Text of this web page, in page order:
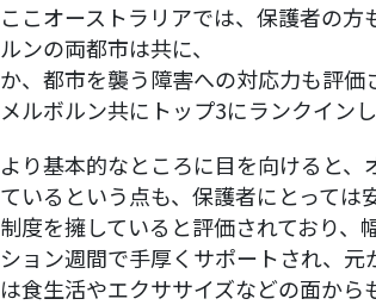
ここオーストラリアでは、保護者の
ルンの両都市は共に、
か、都市を襲う障害への対応力も評
メルボルン共にトップ3にランクインし
より基本的なところに目を向けると
ているという点も、保護者にとって
制度を擁していると評価されており
ション週間で手厚くサポートされ、
は食生活やエクササイズなどの面から